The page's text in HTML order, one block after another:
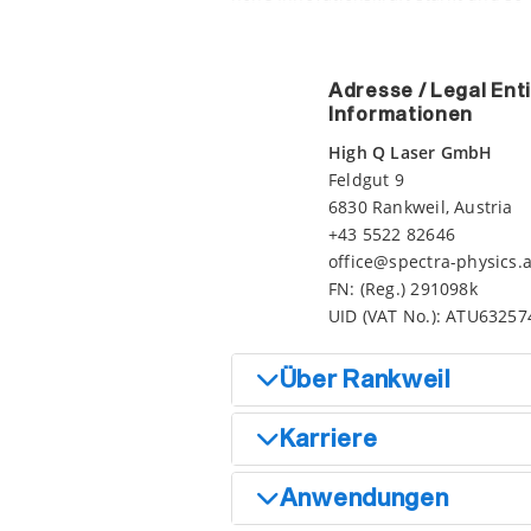
Adresse / Legal
Informationen
High Q Laser GmbH
Feldgut 9
6830 Rankweil, Austria
+43 5522 82646
office@spectra-
FN: (Reg.) 291098k
UID (VAT No.):
Über Rankweil
Karriere
Anwendungen